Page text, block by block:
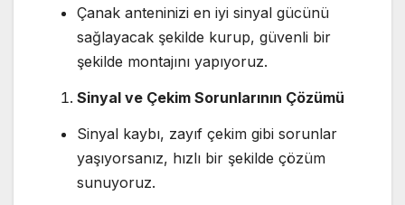
Çanak anteninizi en iyi sinyal gücünü
sağlayacak şekilde kurup, güvenli bir
şekilde montajını yapıyoruz.
Sinyal ve Çekim Sorunlarının Çözümü
Sinyal kaybı, zayıf çekim gibi sorunlar
yaşıyorsanız, hızlı bir şekilde çözüm
sunuyoruz.